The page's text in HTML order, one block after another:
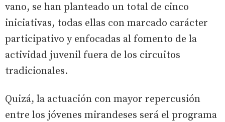
vano, se han planteado un total de cinco
iniciativas, todas ellas con marcado carácter
participativo y enfocadas al fomento de la
actividad juvenil fuera de los circuitos
tradicionales.
Quizá, la actuación con mayor repercusión
entre los jóvenes mirandeses será el programa